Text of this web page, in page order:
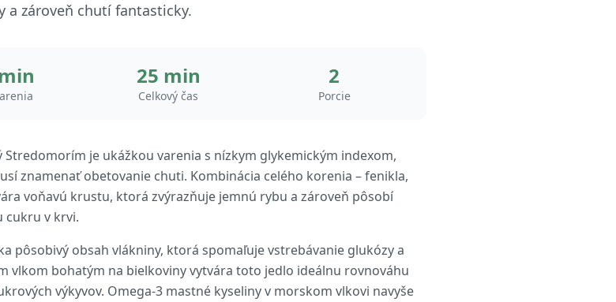
a zároveň chutí fantasticky.
25 min
Celkový čas
2
Porcie
je ukážkou varenia s nízkym glykemickým indexom,
znamenať obetovanie chuti. Kombinácia celého korenia – fenikla,
voňavú krustu, ktorá zvýrazňuje jemnú rybu a zároveň pôsobí
cukru v krvi.
pôsobivý obsah vlákniny, ktorá spomaľuje vstrebávanie glukózy a
vlkom bohatým na bielkoviny vytvára toto jedlo ideálnu rovnováhu
výkyvov. Omega-3 mastné kyseliny v morskom vlkovi navyše